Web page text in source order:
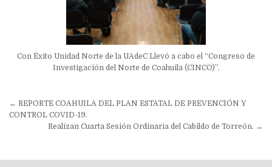
Con Éxito Unidad Norte de la UAdeC Llevó a cabo el “Congreso de
Investigación del Norte de Coahuila (CINCO)”.
Navegación
de
entradas
← REPORTE COAHUILA DEL PLAN ESTATAL DE PREVENCIÓN Y
CONTROL COVID-19.
Realizan Cuarta Sesión Ordinaria del Cabildo de Torreón. →